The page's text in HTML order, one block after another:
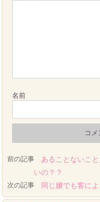
名前
前の記事
あることないこ
いの？？
次の記事 同じ嬢でも客に